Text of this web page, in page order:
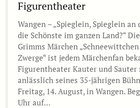
Figurentheater
Wangen – „Spieglein, Spieglein an
die Schönste im ganzen Land?“
Grimms Märchen
Zwerge“ ist jedem Märchenfan
Figurentheater Kauter und Sauter
anlässlich seines 35-jährigen
Freitag, 14. August, in Wangen.
Uhr auf…